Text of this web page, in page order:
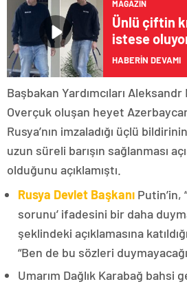
MAGAZIN
Ünlü çiftin
istese
büyüyünce
Çocuklara
HABERİN DEVAMI
Başbakan Yardımcıları
Overçuk oluşan heyet
Rusya’nın imzaladığı üçlü
uzun süreli barışın sağlanması
olduğunu açıklamıştı.
Rusya Devlet Başkanı Putin’in,
sorunu’ ifadesini bir daha
şeklindeki açıklamasına
“Ben de bu sözleri
Umarım Dağlık Karabağ bahsi